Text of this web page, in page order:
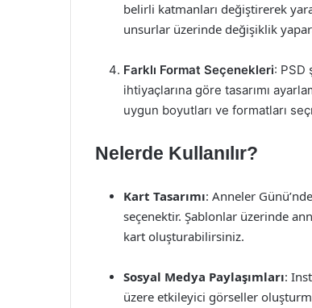
belirli katmanları değiştirerek
unsurlar üzerinde değişiklik
Farklı Format Seçenekleri: PSD
ihtiyaçlarına göre tasarımı
uygun boyutları ve formatları
Nelerde Kullanılır?
Kart Tasarımı: Anneler
seçenektir. Şablonlar üzerinde
kart oluşturabilirsiniz.
Sosyal Medya Paylaşımları:
üzere etkileyici görseller